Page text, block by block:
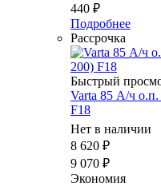
440 ₽
Подробнее
Рассрочка
Быстрый
Varta 85 А/ч
F18
Нет в наличии
8 620 ₽
9 070 ₽
Экономия